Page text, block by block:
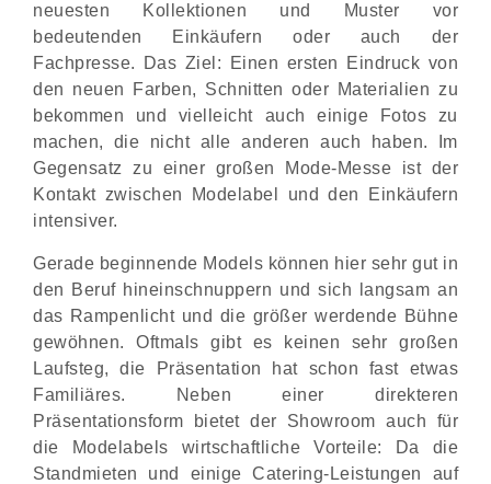
neuesten Kollektionen und Muster vor
bedeutenden Einkäufern oder auch der
Fachpresse. Das Ziel: Einen ersten Eindruck von
den neuen Farben, Schnitten oder Materialien zu
bekommen und vielleicht auch einige Fotos zu
machen, die nicht alle anderen auch haben. Im
Gegensatz zu einer großen Mode-Messe ist der
Kontakt zwischen Modelabel und den Einkäufern
intensiver.
Gerade beginnende Models können hier sehr gut in
den Beruf hineinschnuppern und sich langsam an
das Rampenlicht und die größer werdende Bühne
gewöhnen. Oftmals gibt es keinen sehr großen
Laufsteg, die Präsentation hat schon fast etwas
Familiäres. Neben einer direkteren
Präsentationsform bietet der Showroom auch für
die Modelabels wirtschaftliche Vorteile: Da die
Standmieten und einige Catering-Leistungen auf